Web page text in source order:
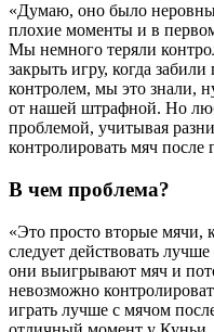
«Думаю, оно было
плохие моменты и в
Мы немного теряли
закрыть игру, когда
контролем, мы это знали,
от нашей штрафной. Но
проблемой, учитывая
контролировать мяч после
В чем проблема?
«Это просто вторые мячи,
следует действовать
они выигрывают мяч и
невозможно
играть лучше с мячом